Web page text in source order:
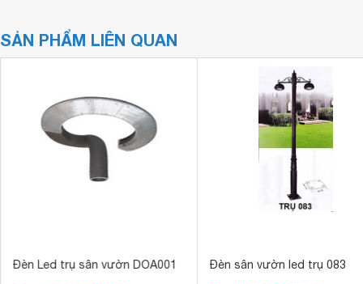
SẢN PHẨM LIÊN QUAN
Đèn Led trụ sân vườn DOA001 Đèn sân vườn led trụ 083